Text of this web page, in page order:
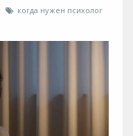
когда нужен психолог